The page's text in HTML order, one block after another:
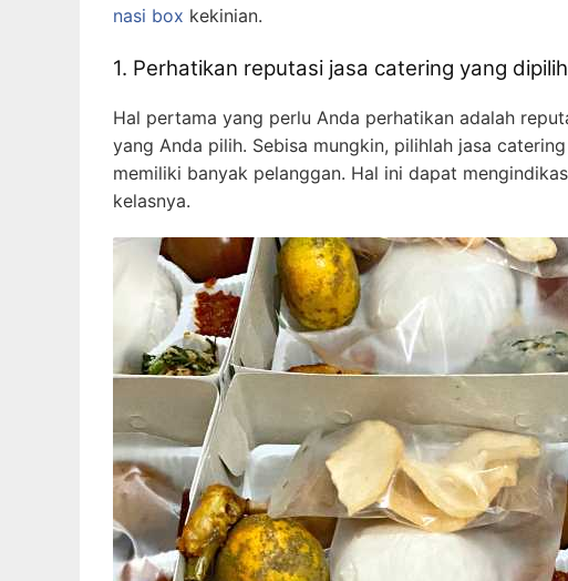
nasi box kekinian.
1. Perhatikan reputasi jasa catering yang dipilih
Hal pertama yang perlu Anda perhatikan adalah
yang Anda pilih. Sebisa mungkin, pilihlah jasa
memiliki banyak pelanggan. Hal ini dapat
kelasnya.